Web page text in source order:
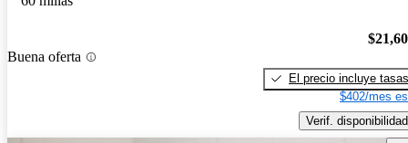
Buena oferta
El precio incluye tasas
$402/mes
Verif. disponibilidad